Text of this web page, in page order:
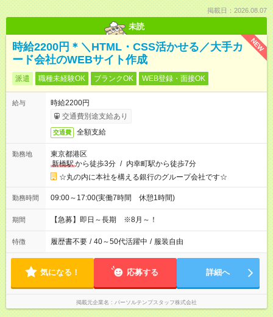
掲載日：2026.08.07
未読
NEW
時給2200円＊＼HTML・CSS活かせる／大手カ
ード会社のWEBサイト作成
派遣 職種未経験OK ブランクOK WEB登録・面接OK
給与
時給2200円
交通費別途支給あり
交通費 全額支給
勤務地
東京都港区
新橋駅から徒歩3分 / 内幸町駅から徒歩7分
☆丸の内に本社を構える銀行のグループ会社です☆
勤務時間 09:00～17:00(実働7時間 休憩1時間)
期間 【急募】即日～長期 ※8月～！
特徴 履歴書不要 / 40～50代活躍中 / 服装自由
気になる！ 応募する 詳細へ
掲載元企業名 パーソルテンプスタッフ株式会社